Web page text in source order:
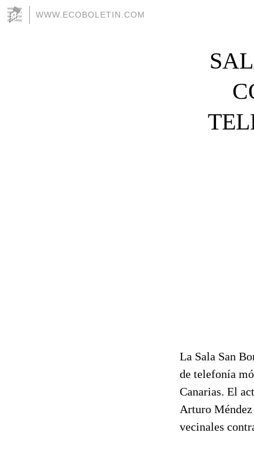
WWW.ECOBOLETIN.COM
La Sala San
de telefonía
Canarias. El
Arturo Méndez
vecinales